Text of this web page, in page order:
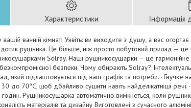
Характеристики Інформація
ванній кімнаті Уявіть: ви виходите з душу, а вас
рушника. Це більше, ніж просто побутовий прилад — це
Solray. Наші рушникосушарки — це гармонійне
безкомпромісної безпеки. Чому обирають Solray?
який підлаштовується під ваш графік та потреби. · Гнучке
до 70°C, щоб дбайливо сушити навіть найделікатніші речі.
Рушникосушарка автоматично вимкнеться, коли
матеріалів та дизайну Виготовлені з сучасного